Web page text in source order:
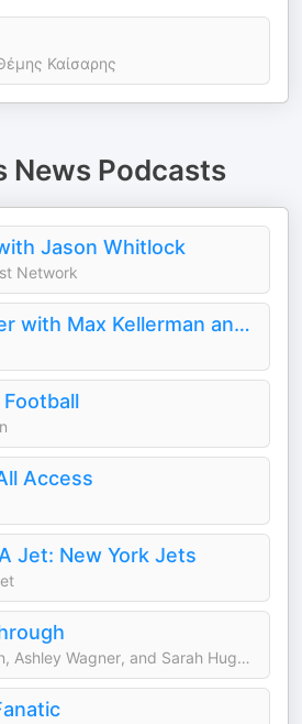
Καίσαρης
NewsPodcasts
Jason Whitlock
Network
Game Over with Max Kellerman and Rich Paul
Football
Access
Jet: New York Jets
Adam Rippon, Ashley Wagner, and Sarah Hughes